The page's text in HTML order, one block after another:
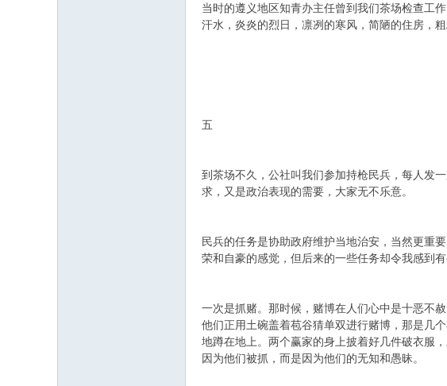
当时的遵义地区知青办主任曾到我们茶场检查工
汗水，炎炎的烈日，凛冽的寒风，简陋的住房，
五
到茶场不久，公社叫我们参加持枪民兵，每人发
求，又是政治表现的需要，大家无不乐意。
民兵的任务是协助政府维护当地治安，当然更重
荣和自豪的感觉，但后来的一些任务却令我感到
一次是抓赌。那时候，赌博在人们心中是十恶不
他们正用土碗盖着苞谷猜单双进行赌博，那是几
地蹲在地上。两个赢家的身上披着好几件破衣服
因为他们被抓，而是因为他们的无知和愚昧。